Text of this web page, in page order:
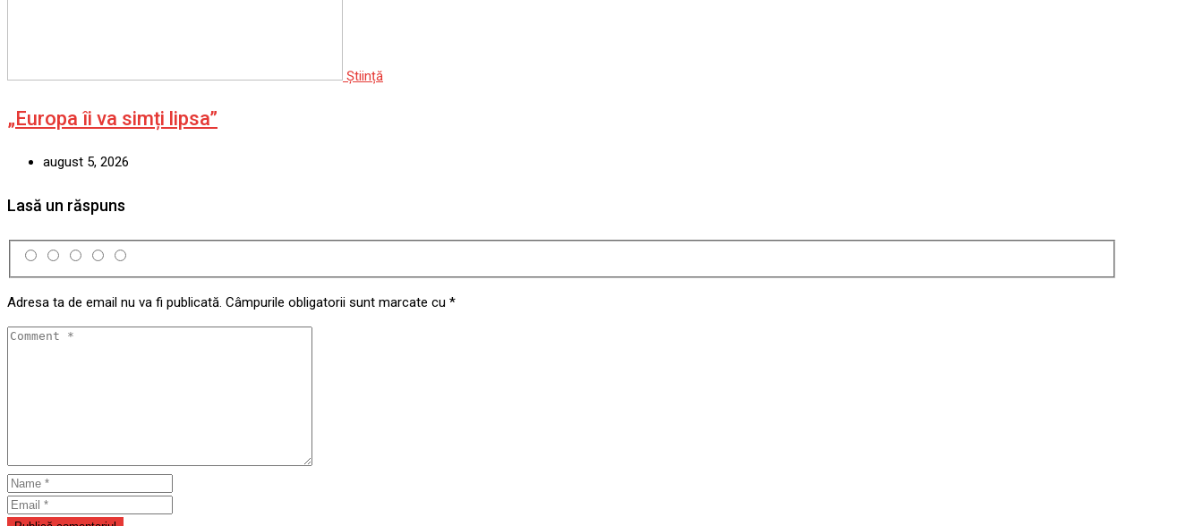
Știință
„Europa îi va simți lipsa”
august 5, 2026
Lasă un răspuns
Adresa ta de email nu va fi publicată. Câmpurile obligatorii sunt marcate cu *